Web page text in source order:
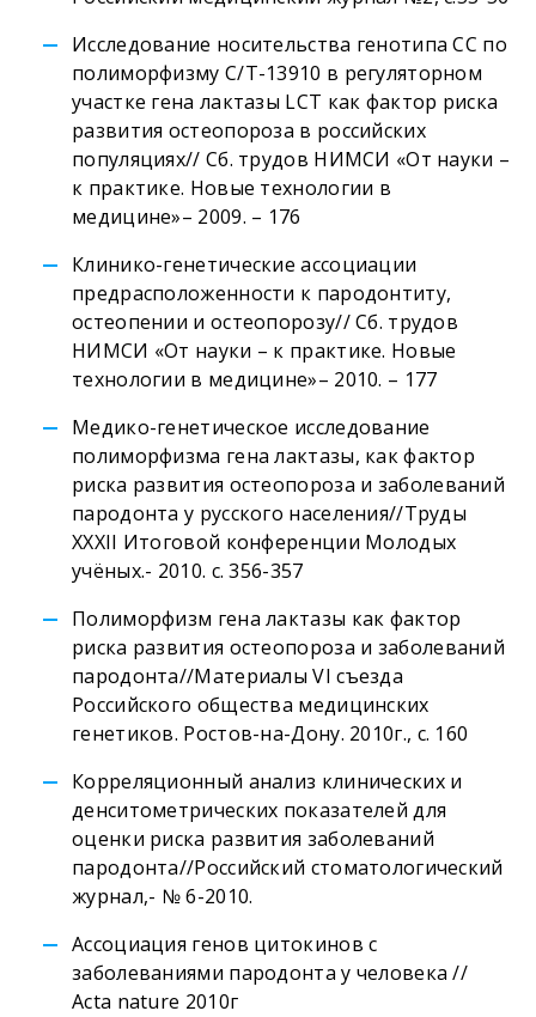
Исследование носительства генотипа СС по
полиморфизму С/Т-13910 в регуляторном
участке гена лактазы LCT как фактор риска
развития остеопороза в российских
популяциях// Сб. трудов НИМСИ «От науки –
к практике. Новые технологии в
медицине»– 2009. – 176
Клинико-генетические ассоциации
предрасположенности к пародонтиту,
остеопении и остеопорозу// Сб. трудов
НИМСИ «От науки – к практике. Новые
технологии в медицине»– 2010. – 177
Медико-генетическое исследование
полиморфизма гена лактазы, как фактор
риска развития остеопороза и заболеваний
пародонта у русского населения//Труды
ХХХII Итоговой конференции Молодых
учёных.- 2010. с. 356-357
Полиморфизм гена лактазы как фактор
риска развития остеопороза и заболеваний
пародонта//Материалы VI съезда
Российского общества медицинских
генетиков. Ростов-на-Дону. 2010г., с. 160
Корреляционный анализ клинических и
денситометрических показателей для
оценки риска развития заболеваний
пародонта//Российский стоматологический
журнал,- № 6-2010.
Ассоциация генов цитокинов с
заболеваниями пародонта у человека //
Acta nature 2010г